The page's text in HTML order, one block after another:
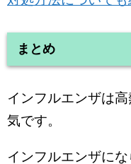
まとめ
インフルエンザは
気です。
インフルエンザに